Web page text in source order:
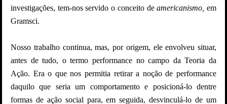
investigações, tem-nos servido o conceito deamericanismo,em
Gramsci.
Nosso trabalho continua, mas, por origem, ele envolveu situar,
antes de tudo, o termo performance no campo da Teoria da
Ação. Era o que nos permitia retirar a noção de performance
daquilo que seria um comportamento e posicioná-lo dentre
formas de ação social para, em seguida, desvinculá-lo de um